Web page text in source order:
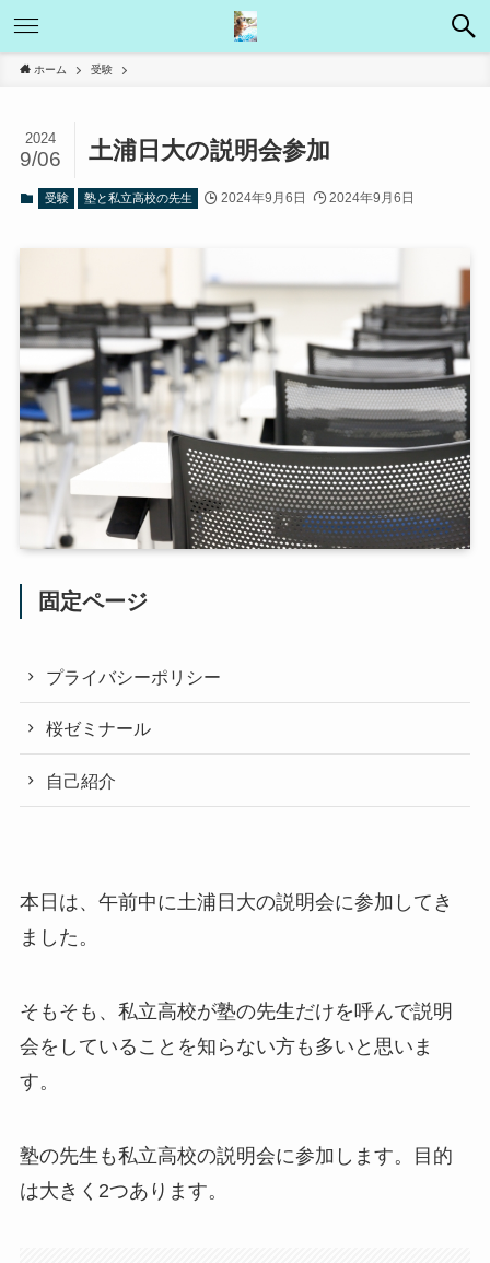
ホーム 受験
土浦日大の説明会参加
2024
9/06
受験 塾と私立高校の先生 2024年9月6日 2024年9月6日
固定ページ
プライバシーポリシー
桜ゼミナール
自己紹介
本日は、午前中に土浦日大の説明会に参加してき
ました。
そもそも、私立高校が塾の先生だけを呼んで説明
会をしていることを知らない方も多いと思いま
す。
塾の先生も私立高校の説明会に参加します。目的
は大きく2つあります。